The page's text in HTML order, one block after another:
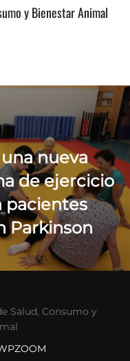
y Bienestar Animal
nueva
de ejercicio
pacientes
Parkinson
Salud, Consumo y